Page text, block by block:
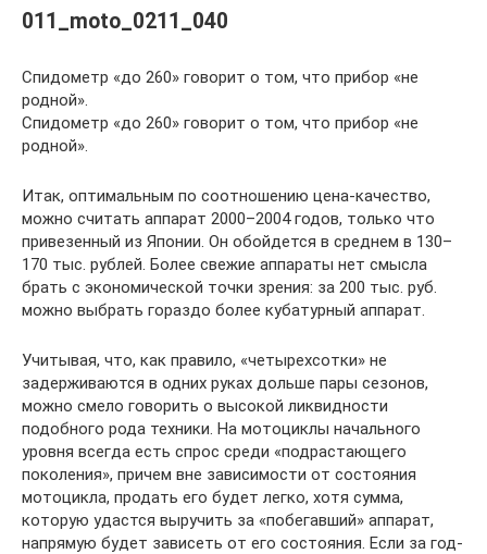
011_moto_0211_040
Спидометр «до 260» говорит о том, что прибор «не
родной».
Спидометр «до 260» говорит о том, что прибор «не
родной».
Итак, оптимальным по соотношению цена-качество,
можно считать аппарат 2000–2004 годов, только что
привезенный из Японии. Он обойдется в среднем в 130–
170 тыс. рублей. Более свежие аппараты нет смысла
брать с экономической точки зрения: за 200 тыс. руб.
можно выбрать гораздо более кубатурный аппарат.
Учитывая, что, как правило, «четырехсотки» не
задерживаются в одних руках дольше пары сезонов,
можно смело говорить о высокой ликвидности
подобного рода техники. На мотоциклы начального
уровня всегда есть спрос среди «подрастающего
поколения», причем вне зависимости от состояния
мотоцикла, продать его будет легко, хотя сумма,
которую удастся выручить за «побегавший» аппарат,
напрямую будет зависеть от его состояния. Если за год-